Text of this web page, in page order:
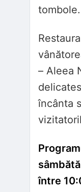
tombole.
– Aleea
încânta
între